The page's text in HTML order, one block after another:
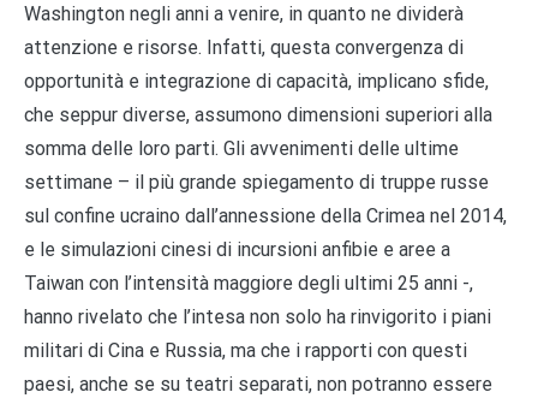
Washington negli anni a venire, in quanto ne dividerà
attenzione e risorse. Infatti, questa convergenza di
opportunità e integrazione di capacità, implicano sfide,
che seppur diverse, assumono dimensioni superiori alla
somma delle loro parti. Gli avvenimenti delle ultime
settimane – il più grande spiegamento di truppe russe
sul confine ucraino dall’annessione della Crimea nel 2014,
e le simulazioni cinesi di incursioni anfibie e aree a
Taiwan con l’intensità maggiore degli ultimi 25 anni -,
hanno rivelato che l’intesa non solo ha rinvigorito i piani
militari di Cina e Russia, ma che i rapporti con questi
paesi, anche se su teatri separati, non potranno essere